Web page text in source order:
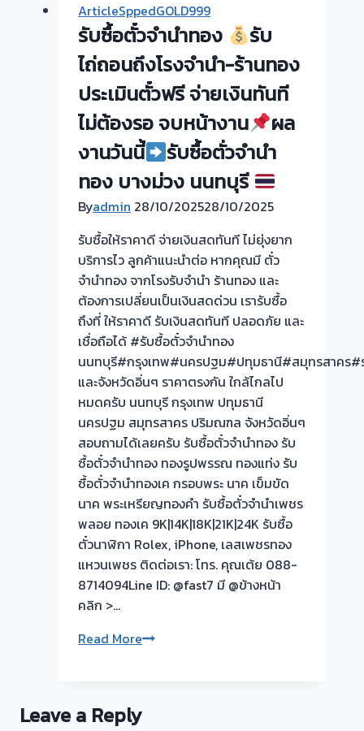
ทอง
ยินดี
บริการ
รับ
ไถ่ถอน
ถึง
โรง
จำนำ
ร้าน
ประเมิน
หน้า
ตั๋ว
ฟรี
จ่าย
สด
ทันที
ไม่
ต้อง
รอ
จบไว
ผล
งาน
วัน
นี
รับ
จำนำ
สงคราม
ArticleSppedGOLD999
รับซื้อตั๋วจำนำทอง
รับ
ไถ่ถอนถึงโรงจำนำ-ร้านทอง
ประเมินตั๋วฟรี จ่ายเงินทันที
ไม่ต้องรอ จบหน้างาน
ผล
งานวันนี้
รับซื้อตั่วจำนำ
ทอง บางม่วง นนทบุรี
Byadmin 28/10/202528/10/2025
รับซื้อให้ราคาดี จ่ายเงินสดทันที ไม่ยุ่งยาก
บริการไว ลูกค้าแนะนำต่อ หากคุณมี ตั๋ว
จำนำทอง จากโรงรับจำนำ ร้านทอง และ
ต้องการเปลี่ยนเป็นเงินสดด่วน เรารับซื้อ
ถึงที่ ให้ราคาดี รับเงินสดทันที ปลอดภัย และ
เชื่อถือได้ #รับซื้อตั๋วจำนำทอง
นนทบุรี#กรุงเทพ#นครปฐม#ปทุมธานี#สมุทรสาคร#
และจังหวัดอิ่นๆ ราคาตรงกัน ใกล้ไกลไป
หมดครับ นนทบุรี กรุงเทพ ปทุมธานี
นครปฐม สมุทรสาคร ปริมณฑล จังหวัดอิ่นๆ
สอบถามได้เลยครับ รับซื้อตั๋วจำนำทอง รับ
ซื้อตั๋วจำนำทอง ทองรูปพรรณ ทองแท่ง รับ
ซื้อตั๋วจำนำทองเค กรอบพระ นาค เข็มขัด
นาค พระเหรียญทองคำ รับซื้อตั๋วจำนำเพชร
พลอย ทองเค 9K|14K|18K|21K|24K รับซื้อ
ตั๋วนาฬิกา Rolex, iPhone, เลสเพชรทอง
แหวนเพชร ติดต่อเรา: โทร. คุณเต้ย 088-
8714094Line ID: @fast7 มี @ข้างหน้า
คลิก >…
Read Moreรับ
ทอง
Leave a Reply